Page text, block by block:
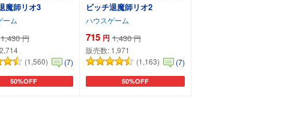
魔師リオ3
ーム
1,430 円
2,714
(1,560)
(7)
50%OFF
カートに追加
ビッチ退魔師リオ2
ハウスゲーム
715 円 1,430 円
販売数: 1,971
(1,163)
(7)
50%OFF
カートに追加